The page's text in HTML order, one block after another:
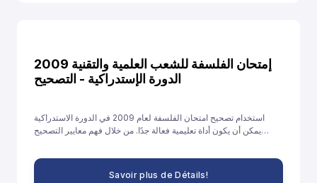
إمتحان الفلسفة للشعب العلمية والتقنية 2009
الدورة الإستدراكية - التصحيح
استخدام تصحيح امتحان الفلسفة لعام 2009 في الدورة الاستدراكية
يمكن أن يكون أداة تعليمية فعالة جدًا. من خلال فهم معايير التصحيح
أدائهم والاستعداد بشكل أفضل للامتحانات القادمة.
Savoir plus de Détails!